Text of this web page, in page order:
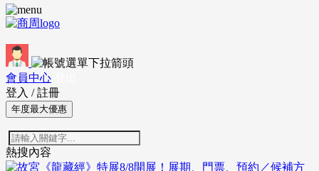
會員中心
登入 / 註冊
年度最大優惠
熱搜內容